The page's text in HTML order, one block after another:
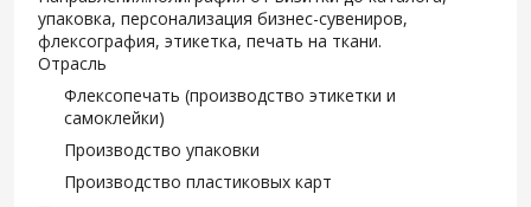
упаковка, персонализация бизнес-сувениров,
флексография, этикетка, печать на ткани.
Отрасль
Флексопечать (производство этикетки и
самоклейки)
Производство упаковки
Производство пластиковых карт